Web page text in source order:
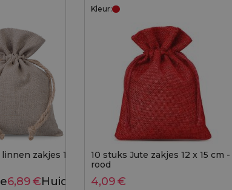
zakjes 12 x 15 cm
8,19 €
6,89€Huidige
Kleur:
10 stuks Jute zakjes 12 x 15 cm -
rood
4,09€